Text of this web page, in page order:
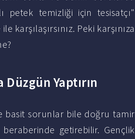
petek temizliği için tesisatçı"
karşılaşırsınız. Peki karşınıza
Yaptırın
basit sorunlar bile doğru tamir
getirebilir. Gençlik